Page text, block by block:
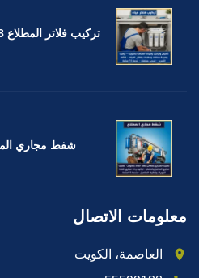
تركيب فلاتر المطلاع 55599138
شفط مجاري المطلاع
معلومات الاتصال
العاصمة، الكويت